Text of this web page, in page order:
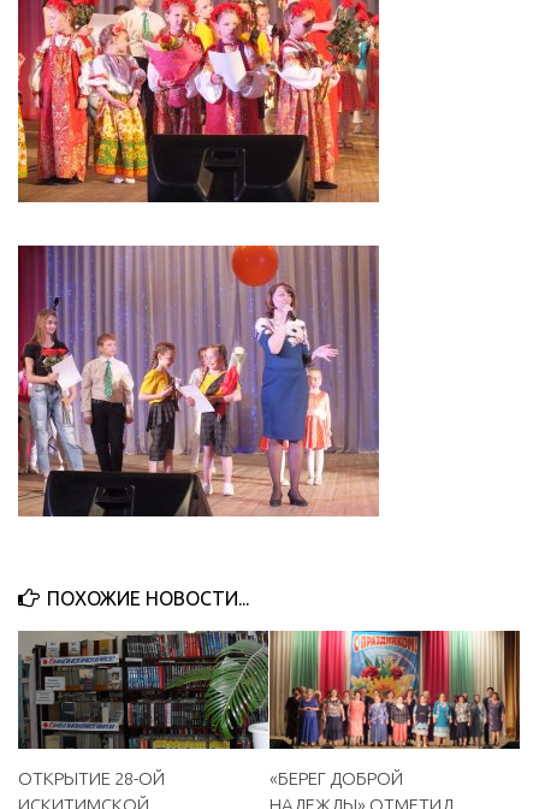
ПОХОЖИЕ НОВОСТИ...
ОТКРЫТИЕ 28-ОЙ
ИСКИТИМСКОЙ
«БЕРЕГ ДОБРОЙ
НАДЕЖДЫ» ОТМЕТИЛ